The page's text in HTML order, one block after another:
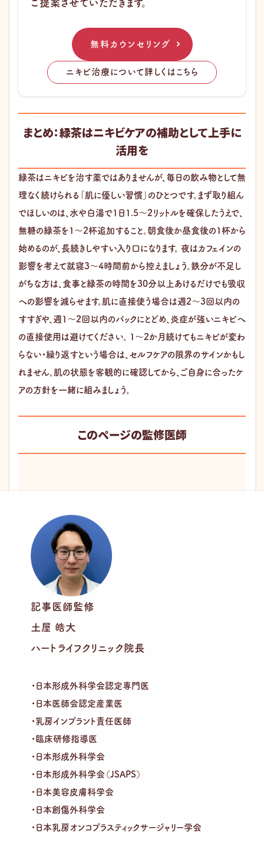
ご提案させていただきます。
無料カウンセリング
ニキビ治療について詳しくはこちら
まとめ：緑茶はニキビケアの補助として上手に
活用を
緑茶はニキビを治す薬ではありませんが、毎日の飲み物として無
理なく続けられる「肌に優しい習慣」のひとつです。まず取り組ん
でほしいのは、水や白湯で1日1.5〜2リットルを確保したうえで、
無糖の緑茶を1〜2杯追加すること。朝食後か昼食後の1杯から
始めるのが、長続きしやすい入り口になります。 夜はカフェインの
影響を考えて就寝3〜4時間前から控えましょう。鉄分が不足し
がちな方は、食事と緑茶の時間を30分以上あけるだけでも吸収
への影響を減らせます。肌に直接使う場合は週2〜3回以内の
すすぎや、週1〜2回以内のパックにとどめ、炎症が強いニキビへ
の直接使用は避けてください。 1〜2か月続けてもニキビが変わ
らない・繰り返すという場合は、セルフケアの限界のサインかもし
れません。肌の状態を客観的に確認してから、ご自身に合ったケ
アの方針を一緒に組みましょう。
このページの監修医師
記事医師監修
土屋 皓大
ハートライフクリニック院長
・日本形成外科学会認定専門医
・日本医師会認定産業医
・乳房インプラント責任医師
・臨床研修指導医
・日本形成外科学会
・日本形成外科学会（JSAPS）
・日本美容皮膚科学会
・日本創傷外科学会
・日本乳房オンコプラスティックサージャリー学会